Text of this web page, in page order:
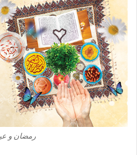
رمضان و